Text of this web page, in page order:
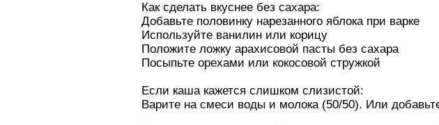
Как сделать вкуснее без сахара:
Добавьте половинку нарезанного яблока при варке
Используйте ванилин или корицу
Положите ложку арахисовой пасты без сахара
Посыпьте орехами или кокосовой стружкой
Если каша кажется слишком слизистой:
Варите на смеси воды и молока (50/50). Или